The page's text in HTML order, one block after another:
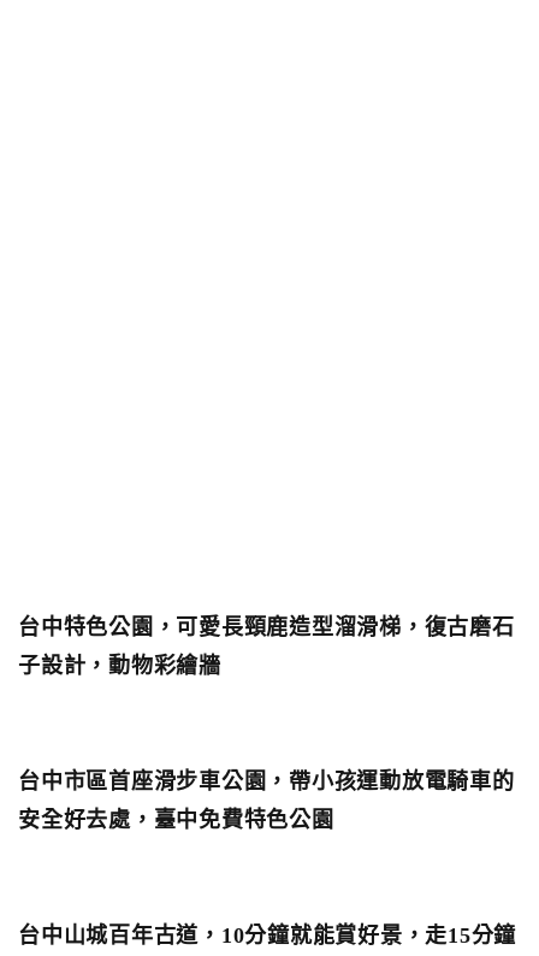
台中特色公園，可愛長頸鹿造型溜滑梯，復古磨石
子設計，動物彩繪牆
台中市區首座滑步車公園，帶小孩運動放電騎車的
安全好去處，臺中免費特色公園
台中山城百年古道，10分鐘就能賞好景，走15分鐘